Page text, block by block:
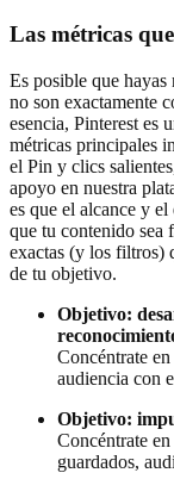
Las métricas
Es posible que hayas
no son exactamente
esencia, Pinterest es
métricas principales
el Pin y clics
apoyo en nuestra
es que el alcance y
que tu contenido sea
exactas (y los filtros)
de tu objetivo.
Objetivo:
Concéntrate
audiencia con
Objetivo:
Concéntrate
guardados,